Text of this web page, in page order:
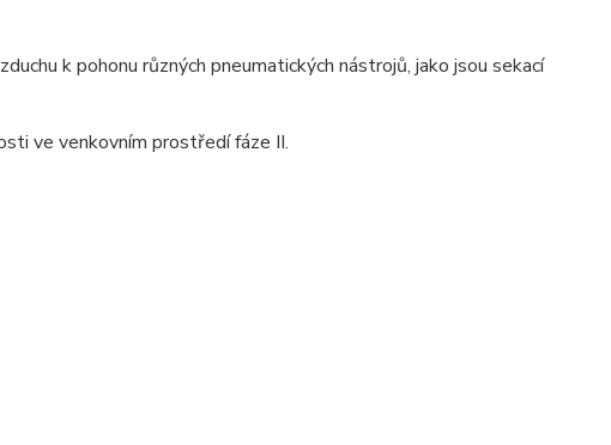
k pohonu různých pneumatických nástrojů, jako jsou sekací
ve venkovním prostředí fáze II.